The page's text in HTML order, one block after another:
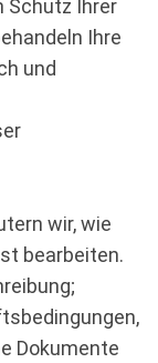
Schutz Ihrer
Ihre
und
wir, wie
bearbeiten.
Dokumente